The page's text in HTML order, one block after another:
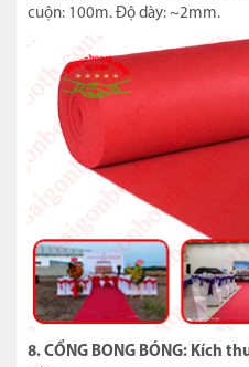
cuộn: 100m. Độ dày: ~2mm.
8. CỔNG BONG BÓNG: Kích